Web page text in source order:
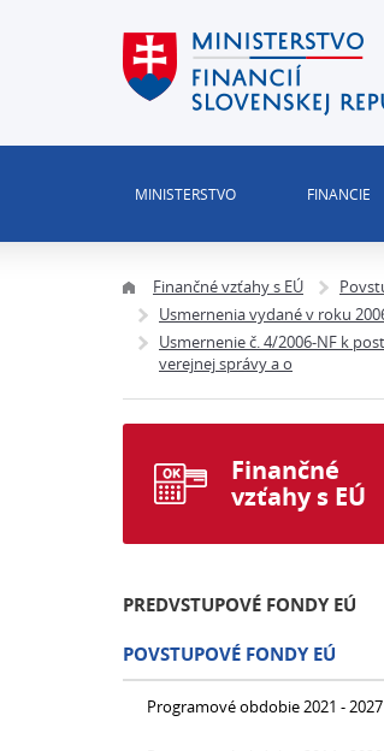
MINISTERSTVO FINANCIE
Finančné vzťahy s EÚ
Usmernenia vydané v roku
Usmernenie č. 4/2006-NF k
verejnej správy a o
Finančné
vzťahy s EÚ
PREDVSTUPOVÉ FONDY EÚ
POVSTUPOVÉ FONDY EÚ
Programové obdobie 2021 - 2027